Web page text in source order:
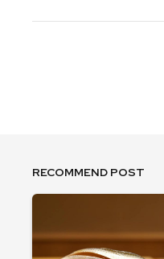
RECOMMEND POST